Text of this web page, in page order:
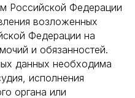
Российской Федерации
возложенных
Федерации на
и обязанностей.
данных необходима
исполнения
органа или